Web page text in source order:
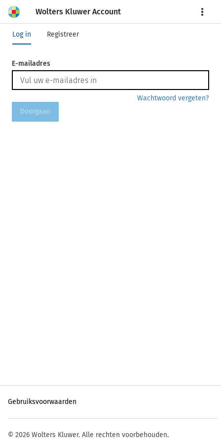
Wolters Kluwer Account More
Log in Registreer
E-mailadres
Wachtwoord vergeten?
Doorgaan
Gebruiksvoorwaarden
© 2026 Wolters Kluwer. Alle rechten voorbehouden.